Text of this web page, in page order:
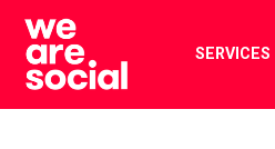
Skip
content
SERVICES